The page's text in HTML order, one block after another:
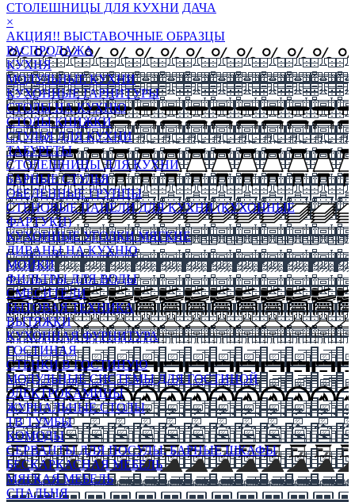
СТОЛЕШНИЦЫ ДЛЯ КУХНИ ДАЧА
×
АКЦИЯ!! ВЫСТАВОЧНЫЕ ОБРАЗЦЫ
РАСПРОДАЖА
КУХНЯ
МОДУЛЬНЫЕ КУХНИ
КУХОННЫЕ ГАРНИТУРЫ
СТОЛЫ НА КУХНЮ
СТОЛЫ КНИЖКИ
СТУЛЬЯ ДЛЯ КУХНИ
ТАБУРЕТЫ
СТОЛЕШНИЦЫ ДЛЯ КУХНИ
БАРНЫЕ СТУЛЬЯ
ОБЕДЕННЫЕ ГРУППЫ
СТЕНОВЫЕ ПАНЕЛИ ДЛЯ КУХНИ (КУХОННЫЕ
ФАРТУКИ)
КУХОННЫЕ УГОЛКИ МЯГКИЕ
ДИВАНЫ НА КУХНЮ
МОЙКИ
ФИЛЬТРЫ ДЛЯ ВОДЫ
СМЕСИТЕЛИ
БЫТОВАЯ ТЕХНИКА
ВЫТЯЖКИ
КУХОННАЯ ФУРНИТУРА
ГОСТИНАЯ
СТЕНКИ В ГОСТИНУЮ
МОДУЛЬНЫЕ СИСТЕМЫ ДЛЯ ГОСТИНОЙ
ЭЛЕКТРОКАМИНЫ
ЖУРНАЛЬНЫЕ СТОЛЫ
ТВ ТУМБЫ
КОМОДЫ
СЕРВАНТЫ ДЛЯ ПОСУДЫ, БАРНЫЕ ШКАФЫ
БЕСКАРКАСНАЯ МЕБЕЛЬ
МЯГКАЯ МЕБЕЛЬ
СПАЛЬНЯ